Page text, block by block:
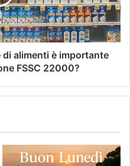
alimenti è importante
FSSC 22000?